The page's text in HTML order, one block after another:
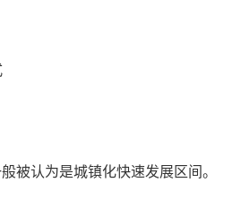
被认为是城镇化快速发展区间。